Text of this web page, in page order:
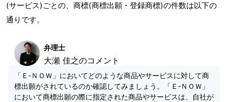
(サービス)ごとの、商標(商標出願・登録商標)の件数は以下の
通りです。
弁理士
大瀬 佳之のコメント
「Ｅ‐ＮＯＷ」においてどのような商品やサービスに対して商
標出願がされているのか確認してみましょう。「Ｅ‐ＮＯＷ」
において商標出願の際に指定された商品やサービスは、自社が